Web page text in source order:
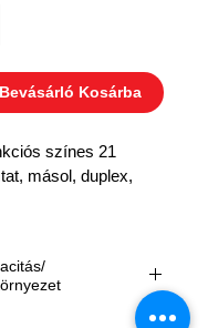
Kosárba
színes 21
másol, duplex,
21 fekete-